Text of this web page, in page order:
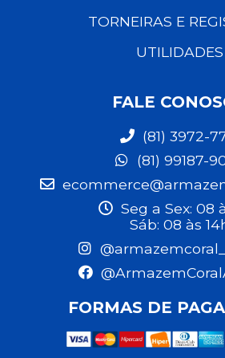
TORNEIRAS E
UTILIDADES
FALE
(81) 3972-
(81) 99187-
Seg a Sex: 08
Sáb: 08 às
FORMAS DE